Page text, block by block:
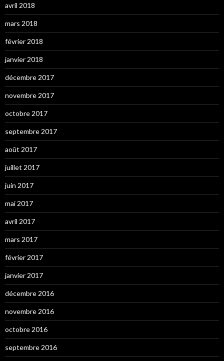
avril 2018
mars 2018
février 2018
janvier 2018
décembre 2017
novembre 2017
octobre 2017
septembre 2017
août 2017
juillet 2017
juin 2017
mai 2017
avril 2017
mars 2017
février 2017
janvier 2017
décembre 2016
novembre 2016
octobre 2016
septembre 2016